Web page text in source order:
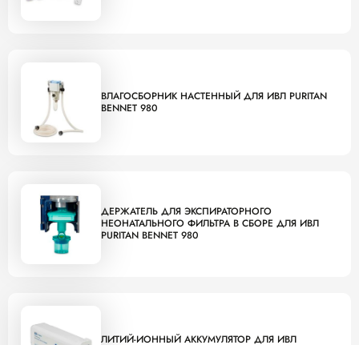
ВЛАГОСБОРНИК НАСТЕННЫЙ ДЛЯ ИВЛ PURITAN
BENNET 980
ДЕРЖАТЕЛЬ ДЛЯ ЭКСПИРАТОРНОГО
НЕОНАТАЛЬНОГО ФИЛЬТРА В СБОРЕ ДЛЯ ИВЛ
PURITAN BENNET 980
ЛИТИЙ-ИОННЫЙ АККУМУЛЯТОР ДЛЯ ИВЛ